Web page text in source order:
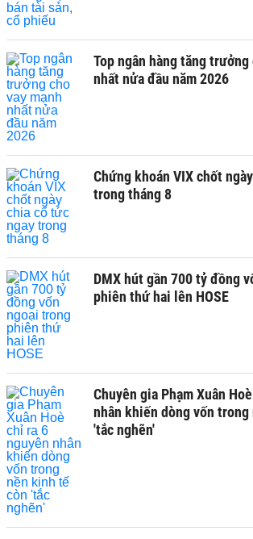
Top ngân hàng tăng trưởng
nhất nửa đầu năm 2026
Chứng khoán VIX chốt
trong tháng 8
DMX hút gần 700 tỷ đồng
phiên thứ hai lên HOSE
Chuyên gia Phạm Xuân
nhân khiến dòng vốn
'tắc nghẽn'